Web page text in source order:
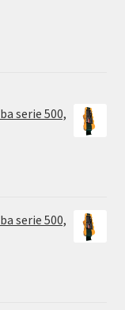
serie 500,
serie 500,